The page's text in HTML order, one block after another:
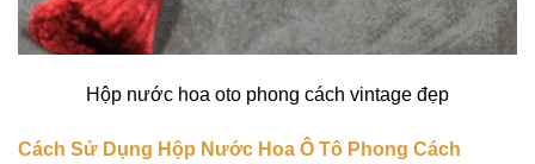
Hộp nước hoa oto phong cách vintage đẹp
Cách Sử Dụng Hộp Nước Hoa Ô Tô Phong Cách